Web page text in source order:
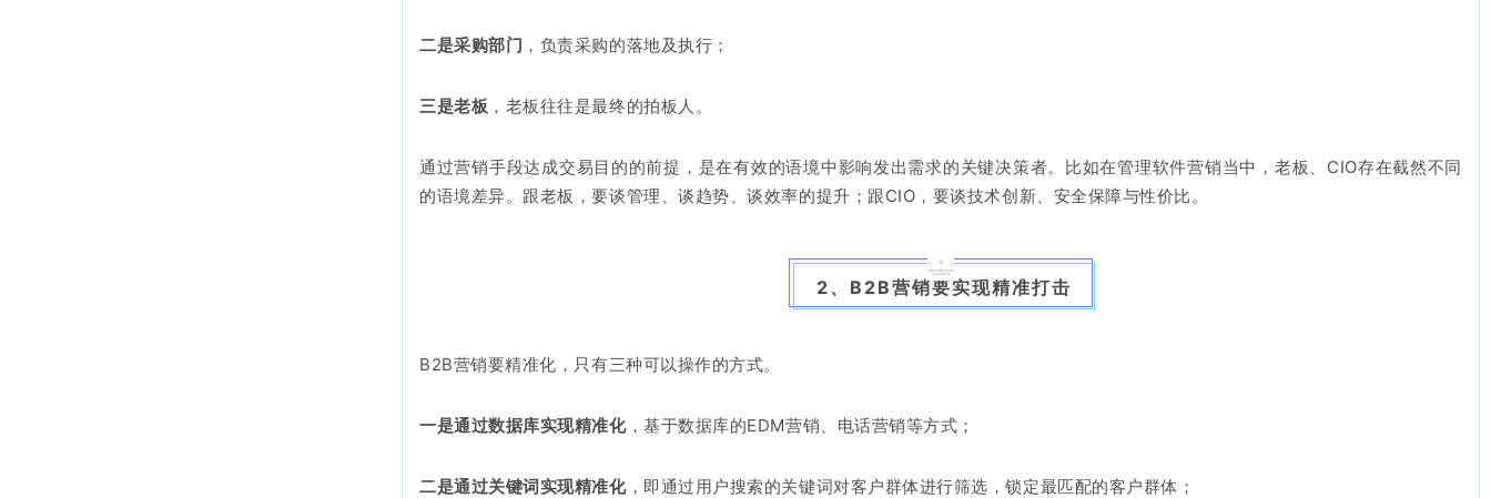
二是采购部门 ，负责采购的落地及执行；
三是老板 ，老板往往是最终的拍板人。
通过营销手段达成交易目的的前提，是在有效的语境中影响发出需求的关键决策者。比如在管理软件营销当中，老板、CIO存在截然不同
的语境差异。跟老板，要谈管理、谈趋势、谈效率的提升；跟CIO，要谈技术创新、安全保障与性价比。
2、B2B营销要实现精准打击
B2B营销要精准化，只有三种可以操作的方式。
一是通过数据库实现精准化，基于数据库的EDM营销、电话营销等方式；
二是通过关键词实现精准化，即通过用户搜索的关键词对客户群体进行筛选，锁定最匹配的客户群体；